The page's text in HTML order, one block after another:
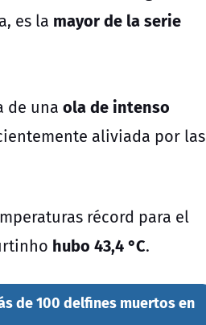
es la mayor de la serie
de una ola de intenso
aliviada por las
récord para el
hubo 43,4 °C.
de 100 delfines muertos en